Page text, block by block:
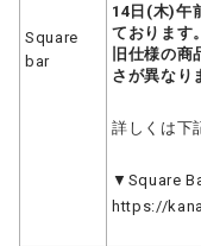
Square
bar
14日(木)午
ております。
旧仕様の
さが異なり
詳しくは下
▼Square
https://